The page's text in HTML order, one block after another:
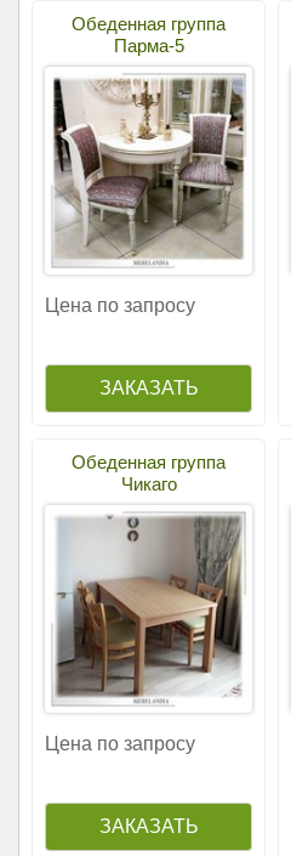
Обеденная группа
Парма-5
Цена по запросу
Обеденная группа
Чикаго
Цена по запросу